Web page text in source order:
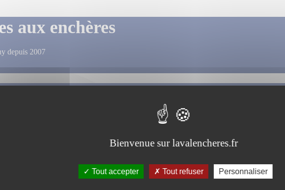
aux enchères
depuis 2007
saisies dans ce formulaire soient utilisées, exploitées, traitées pour permettre de
Bienvenue sur lavalencheres.fr
Tout accepter Tout refuser Personnaliser